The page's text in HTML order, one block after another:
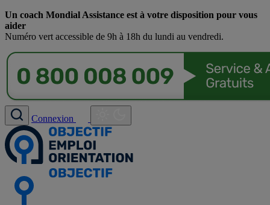
Un coach Mondial Assistance est à votre disposition pour vous
aider
Numéro vert accessible de 9h à 18h du lundi au vendredi.
Connexion